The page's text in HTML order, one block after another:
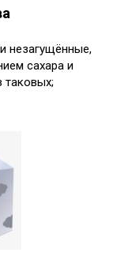
незагущённые,
сахара и
таковых;